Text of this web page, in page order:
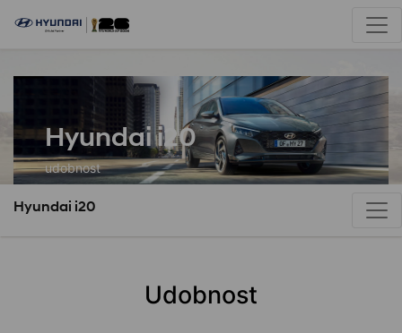
Hyundai i20
udobnost
Hyundai i20
Udobnost